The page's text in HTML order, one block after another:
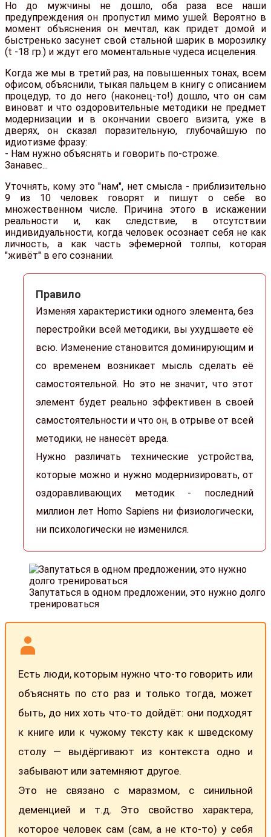
Но до мужчины не дошло, оба раза все наши
предупреждения он пропустил мимо ушей. Вероятно в
момент объяснения он мечтал, как придет домой и
быстренько засунет свой стальной шарик в морозилку
(t -18 гр.) и ждут его моментальные чудеса исцеления.
Когда же мы в третий раз, на повышенных тонах, всем
офисом, объяснили, тыкая пальцем в книгу с описанием
процедур, то до него (наконец-то!) дошло, что он сам
виноват и что оздоровительные методики не предмет
модернизации и в окончании своего визита, уже в
дверях, он сказал поразительную, глубочайшую по
идиотизме фразу:
- Нам нужно объяснять и говорить по-строже.
Занавес...
Уточнять, кому это "нам", нет смысла - приблизительно
9 из 10 человек говорят и пишут о себе во
множественном числе. Причина этого в искажении
реальности и, как следствие, в отсутствии
индивидуальности, когда человек осознает себя не как
личность, а как часть эфемерной толпы, которая
"живёт" в его сознании.
Правило
Изменяя характеристики одного элемента, без
перестройки всей методики, вы ухудшаете её
всю. Изменение становится доминирующим и
со временем возникает мысль сделать её
самостоятельной. Но это не значит, что этот
элемент будет реально эффективен в своей
самостоятельности и что он, в отрыве от всей
методики, не нанесёт вреда.
Нужно различать технические устройства,
которые можно и нужно модернизировать, от
оздоравливающих методик - последний
миллион лет Homo Sapiens ни физиологически,
ни психологически не изменился.
Запутаться в одном предложении, это нужно долго
тренироваться
Есть люди, которым нужно что-то говорить или
объяснять по сто раз и только тогда, может
быть, до них хоть что-то дойдёт: они подходят
к книге или к чужому тексту как к шведскому
столу — выдёргивают из контекста одно и
забывают или затемняют другое.
Это не связано с маразмом, с синильной
деменцией и т.д. Это свойство характера,
которое человек сам (сам, а не кто-то) у себя